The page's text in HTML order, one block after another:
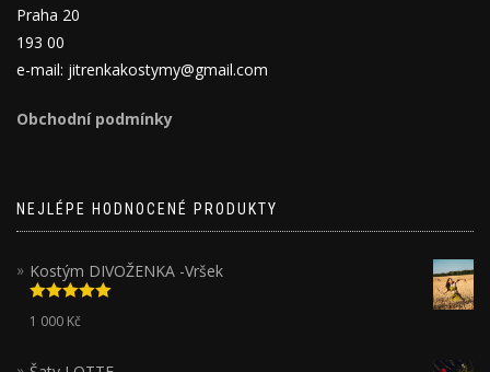
Praha 20
193 00
e-mail: jitrenkakostymy@gmail.com
Obchodní podmínky
NEJLÉPE HODNOCENÉ PRODUKTY
Kostým DIVOŽENKA -Vršek
Hodnocení
5.00z 5
1 000 Kč